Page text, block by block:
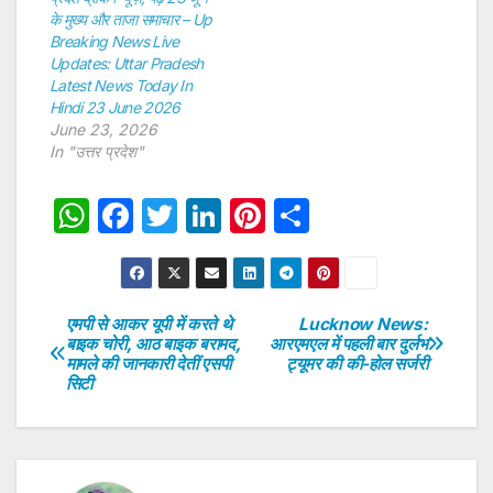
के मुख्य और ताजा समाचार – Up
Breaking News Live
Updates: Uttar Pradesh
Latest News Today In
Hindi 23 June 2026
June 23, 2026
In "उत्तर प्रदेश"
W
s
A
p
p
F
a
c
e
b
o
T
w
itt
er
Li
n
k
e
dI
Pi
nt
er
st
h
ar
e
Post
navigation
Lucknow News:
आरएमएल में पहली बार दुर्लभ
ट्यूमर की की-होल सर्जरी
एमपी से आकर यूपी में करते थे
बाइक चोरी, आठ बाइक बरामद,
मामले की जानकारी देतीं एसपी
सिटी